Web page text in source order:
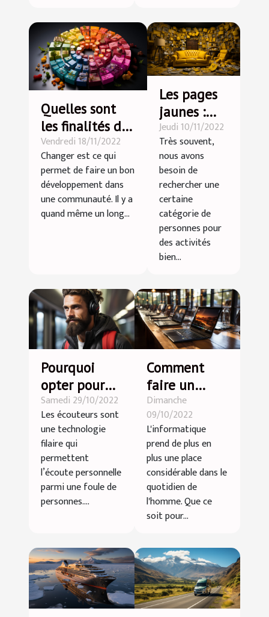
Quelles sont
les finalités du
développement
durable ?
Vendredi 18/11/2022
Changer est ce qui
permet de faire un bon
développement dans
une communauté. Il y a
quand même un long...
Les pages
jaunes :
parlons-en
!
Jeudi 10/11/2022
Très souvent,
nous avons
besoin de
rechercher une
certaine
catégorie de
personnes pour
des activités
bien...
Pourquoi
opter pour
des
écouteurs
sans fil ?
Samedi 29/10/2022
Les écouteurs sont
une technologie
filaire qui
permettent
l’écoute personnelle
parmi une foule de
personnes....
Comment
faire un
choix
optimal
d'ordinateur
portable
Dimanche
09/10/2022
L'informatique
prend de plus en
plus une place
considérable dans le
quotidien de
l'homme. Que ce
soit pour...